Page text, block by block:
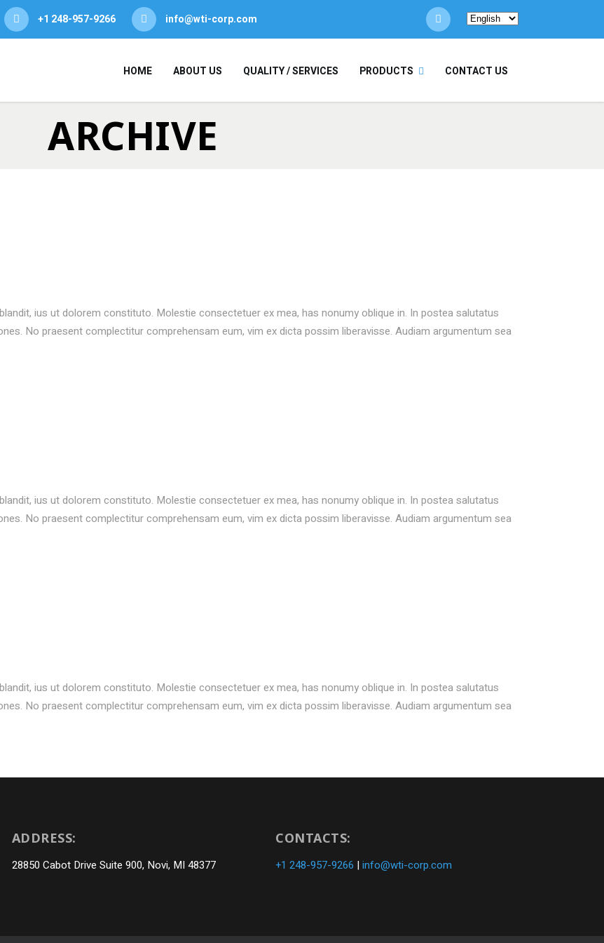
+1 248-957-9266 info@wti-corp.com
Choose
a
HOME
ABOUT US QUALITY / SERVICES PRODUCTS CONTACT US
ARCHIVE
ius ut dolorem constituto. Molestie consectetuer ex mea, has nonumy oblique in. In postea salutatus
No praesent complectitur comprehensam eum, vim ex dicta possim liberavisse. Audiam argumentum sea
ius ut dolorem constituto. Molestie consectetuer ex mea, has nonumy oblique in. In postea salutatus
No praesent complectitur comprehensam eum, vim ex dicta possim liberavisse. Audiam argumentum sea
ius ut dolorem constituto. Molestie consectetuer ex mea, has nonumy oblique in. In postea salutatus
No praesent complectitur comprehensam eum, vim ex dicta possim liberavisse. Audiam argumentum sea
ADDRESS:
28850 Cabot Drive Suite 900, Novi, MI 48377
CONTACTS:
+1 248-957-9266 |info@wti-corp.com